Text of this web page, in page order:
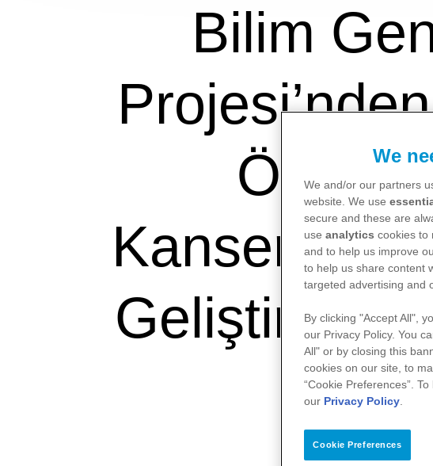
Bilim
Özel
Kanser
We
We and/or our partners
website. We use
secure and these are
use analytics cookies to
and to help us improve
to help us share content
targeted advertising and
By clicking "Accept All",
our Privacy Policy. You
All" or by closing this
cookies on our site, to
“Cookie Preferences”.
our Privacy Policy
Cookie Preferences